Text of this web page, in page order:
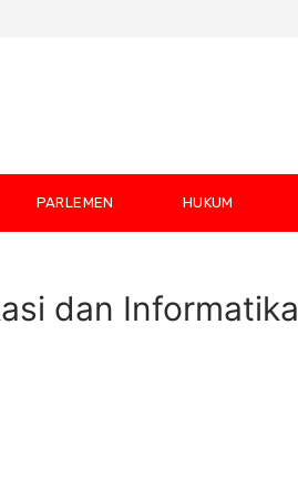
PARLEMEN HUKUM
dan Informatika